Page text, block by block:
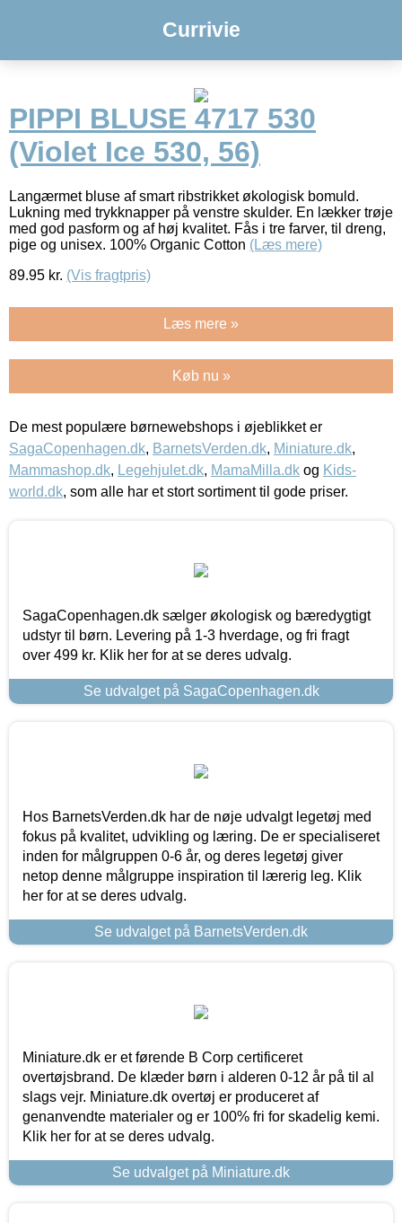
Currivie
PIPPI BLUSE 4717 530
(Violet Ice 530, 56)
Langærmet bluse af smart ribstrikket økologisk bomuld.
Lukning med trykknapper på venstre skulder. En lækker trøje
med god pasform og af høj kvalitet. Fås i tre farver, til dreng,
pige og unisex. 100% Organic Cotton (Læs mere)
89.95 kr. (Vis fragtpris)
Læs mere »
Køb nu »
De mest populære børnewebshops i øjeblikket er
SagaCopenhagen.dk, BarnetsVerden.dk, Miniature.dk,
Mammashop.dk, Legehjulet.dk, MamaMilla.dk og Kids-
world.dk, som alle har et stort sortiment til gode priser.
SagaCopenhagen.dk sælger økologisk og bæredygtigt
udstyr til børn. Levering på 1-3 hverdage, og fri fragt
over 499 kr. Klik her for at se deres udvalg.
Se udvalget på SagaCopenhagen.dk
Hos BarnetsVerden.dk har de nøje udvalgt legetøj med
fokus på kvalitet, udvikling og læring. De er specialiseret
inden for målgruppen 0-6 år, og deres legetøj giver
netop denne målgruppe inspiration til lærerig leg. Klik
her for at se deres udvalg.
Se udvalget på BarnetsVerden.dk
Miniature.dk er et førende B Corp certificeret
overtøjsbrand. De klæder børn i alderen 0-12 år på til al
slags vejr. Miniature.dk overtøj er produceret af
genanvendte materialer og er 100% fri for skadelig kemi.
Klik her for at se deres udvalg.
Se udvalget på Miniature.dk